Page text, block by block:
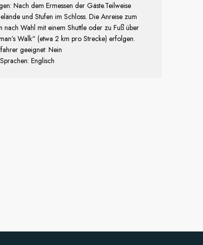
Nach dem Ermessen der Gäste.Teilweise
und Stufen im Schloss. Die Anreise zum
nach Wahl mit einem Shuttle oder zu Fuß über
Walk“ (etwa 2 km pro Strecke) erfolgen.
geeignet: Nein
Englisch